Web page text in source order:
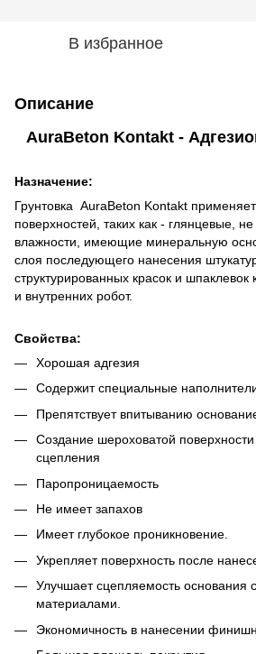
В избранное
Описание
AuraBeton Kontakt -
Назначение:
Грунтовка AuraBeton Kontakt
поверхностей, таких как - глянцевые,
влажности, имеющие минеральную
слоя последующего нанесения
структурированных красок и шпаклевок
и внутренних робот.
Свойства:
Хорошая адгезия
Содержит специальные
Препятствует впитыванию
Создание шероховатой
сцепления
Паропроницаемость
Не имеет запахов
Имеет глубокое проникновение.
Укрепляет поверхность после
Улучшает сцепляемость
материалами.
Экономичность в нанесении